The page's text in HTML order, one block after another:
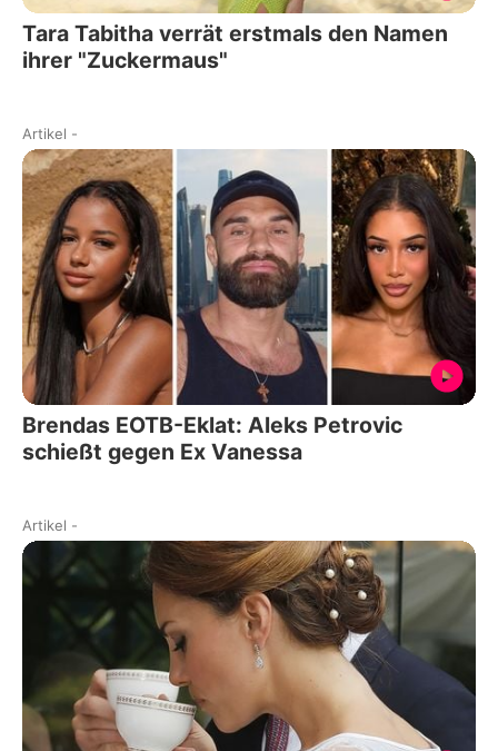
Tara Tabitha verrät erstmals den Namen
ihrer "Zuckermaus"
Artikel -
Brendas EOTB-Eklat: Aleks Petrovic
schießt gegen Ex Vanessa
Artikel -